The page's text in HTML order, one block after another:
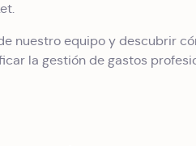
nuestro equipo y descubrir
la gestión de gastos